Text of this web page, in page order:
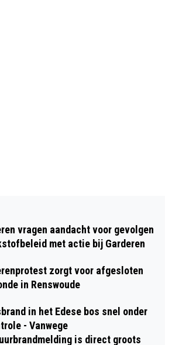
EN PIEPJES DOOR
OPELLA
vragen aandacht voor gevolgen
met actie bij Garderen
zorgt voor afgesloten
in Renswoude
in het Edese bos snel onder
- Vanwege
is direct groots